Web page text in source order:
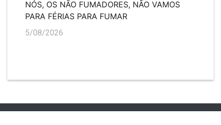
NÓS, OS NÃO FUMADORES, NÃO VAMOS
PARA FÉRIAS PARA FUMAR
5/08/2026